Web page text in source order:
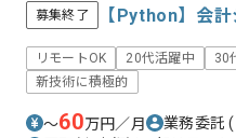
募集終了 【Python】会
リモートOK 20代活躍中 30
新技術に積極的
〜60万円／月 業務委託